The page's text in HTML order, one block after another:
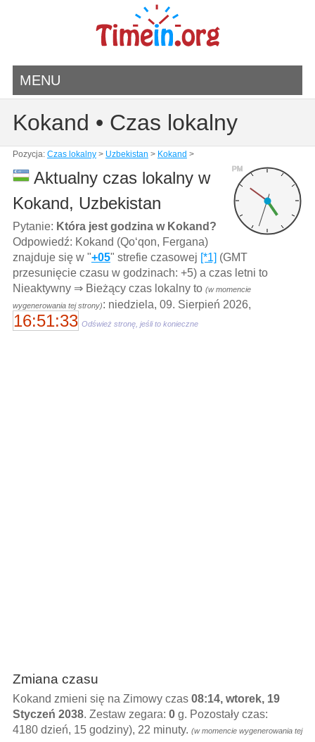
MENU
Kokand • Czas lokalny
Pozycja: Czas lokalny> Uzbekistan > Kokand >
PM
Aktualny czas lokalny w
Kokand, Uzbekistan
Pytanie: Która jest godzina w Kokand?
Odpowiedź: Kokand (Qo‘qon, Fergana)
znajduje się w "+05" strefie czasowej [*1] (GMT
przesunięcie czasu w godzinach: +5) a czas letni to
Nieaktywny ⇒ Bieżący czas lokalny to (w momencie
wygenerowania tej strony): niedziela, 09. Sierpień 2026,
16:51:33 Odśwież stronę, jeśli to konieczne
Zmiana czasu
Kokand zmieni się na Zimowy czas 08:14, wtorek, 19
Styczeń 2038. Zestaw zegara: 0g. Pozostały czas:
4180 dzień, 15 godziny), 22 minuty. (w momencie wygenerowania tej